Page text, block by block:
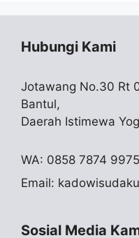
Hubungi Kami
Jotawang No.30 Rt
Bantul,
Daerah Istimewa
WA: 0858 7874 9975
Email:
Sosial Media